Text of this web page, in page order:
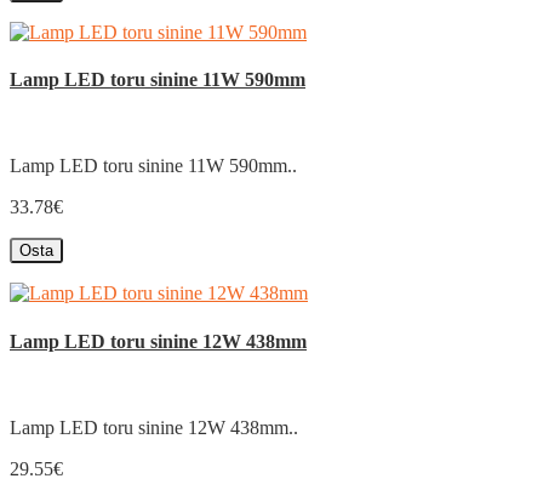
Lamp LED toru sinine 11W 590mm
Lamp LED toru sinine 11W 590mm..
33.78€
Osta
Lamp LED toru sinine 12W 438mm
Lamp LED toru sinine 12W 438mm..
29.55€